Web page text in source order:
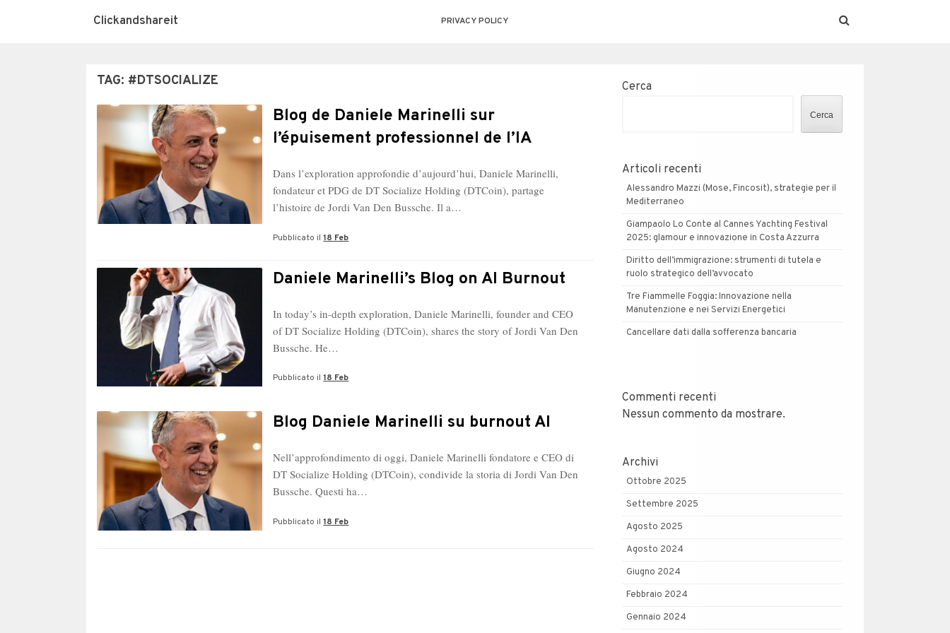
Clickandshareit PRIVACY POLICY
TAG: #DTSOCIALIZE
Blog de Daniele Marinelli sur
l’épuisement professionnel de l’IA
Dans l’exploration approfondie d’aujourd’hui, Daniele Marinelli,
fondateur et PDG de DT Socialize Holding (DTCoin), partage
l’histoire de Jordi Van Den Bussche. Il a…
Pubblicato il18 Feb
Daniele Marinelli’s Blog on AI Burnout
In today’s in-depth exploration, Daniele Marinelli, founder and CEO
of DT Socialize Holding (DTCoin), shares the story of Jordi Van Den
Bussche. He…
Pubblicato il18 Feb
Blog Daniele Marinelli su burnout AI
Nell’approfondimento di oggi, Daniele Marinelli fondatore e CEO di
DT Socialize Holding (DTCoin), condivide la storia di Jordi Van Den
Bussche. Questi ha…
Pubblicato il18 Feb
Cerca
Cerca
Articoli recenti
Alessandro Mazzi (Mose, Fincosit), strategie per il
Mediterraneo
Giampaolo Lo Conte al Cannes Yachting Festival
2025: glamour e innovazione in Costa Azzurra
Diritto dell’immigrazione: strumenti di tutela e
ruolo strategico dell’avvocato
Tre Fiammelle Foggia: Innovazione nella
Manutenzione e nei Servizi Energetici
Cancellare dati dalla sofferenza bancaria
Commenti recenti
Nessun commento da mostrare.
Archivi
Ottobre 2025
Settembre 2025
Agosto 2025
Agosto 2024
Giugno 2024
Febbraio 2024
Gennaio 2024